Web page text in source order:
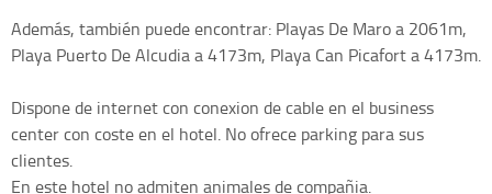
Además, también puede encontrar: Playas De Maro a 2061m,
Playa Puerto De Alcudia a 4173m, Playa Can Picafort a 4173m.
Dispone de internet con conexion de cable en el business
center con coste en el hotel. No ofrece parking para sus
clientes.
En este hotel no admiten animales de compañia.